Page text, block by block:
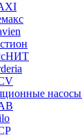
насосы